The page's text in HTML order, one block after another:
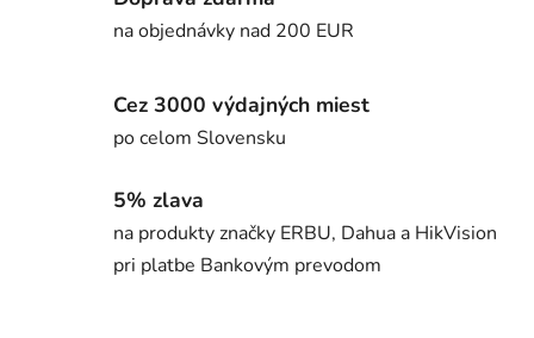
na objednávky nad 200 EUR
Cez 3000 výdajných miest
po celom Slovensku
5% zlava
na produkty značky ERBU, Dahua a HikVision
pri platbe Bankovým prevodom